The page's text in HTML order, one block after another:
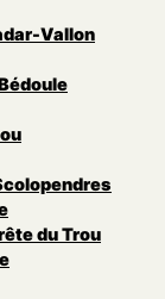
Vallon
du Trou